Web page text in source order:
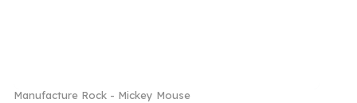
Manufacture Rock - Mickey Mouse